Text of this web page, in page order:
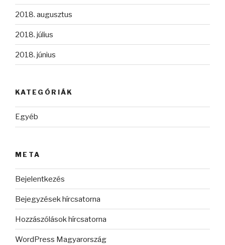
2018. augusztus
2018. július
2018. június
KATEGÓRIÁK
Egyéb
META
Bejelentkezés
Bejegyzések hírcsatorna
Hozzászólások hírcsatorna
WordPress Magyarország